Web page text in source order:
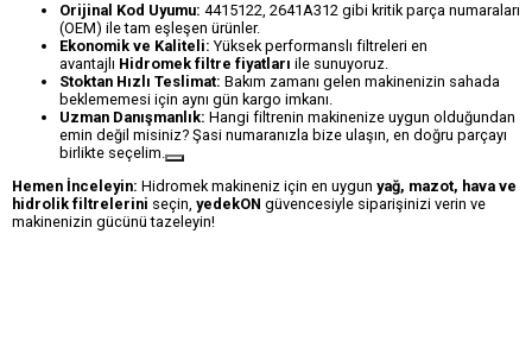
Orijinal Kod Uyumu: 4415122, 2641A312 gibi kritik parça numaraları
(OEM) ile tam eşleşen ürünler.
Ekonomik ve Kaliteli: Yüksek performanslı filtreleri en
avantajlı Hidromek filtre fiyatları ile sunuyoruz.
Stoktan Hızlı Teslimat: Bakım zamanı gelen makinenizin sahada
beklememesi için aynı gün kargo imkanı.
Uzman Danışmanlık: Hangi filtrenin makinenize uygun olduğundan
emin değil misiniz? Şasi numaranızla bize ulaşın, en doğru parçayı
birlikte seçelim.
Hemen İnceleyin: Hidromek makineniz için en uygun yağ, mazot, hava ve
hidrolik filtrelerini seçin, yedekON güvencesiyle siparişinizi verin ve
makinenizin gücünü tazeleyin!